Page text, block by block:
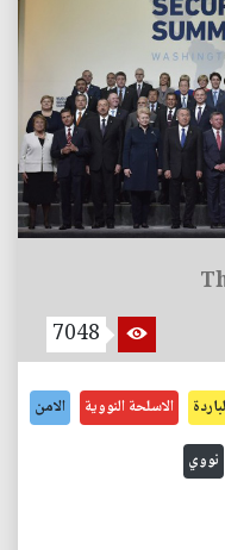
7048
الاسلحة النووية الامن
نووي